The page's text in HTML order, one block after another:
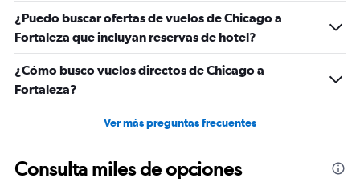
¿Puedo buscar ofertas de vuelos de Chicago a
Fortaleza que incluyan reservas de hotel?
¿Cómo busco vuelos directos de Chicago a
Fortaleza?
Ver más preguntas frecuentes
Consulta miles de opciones